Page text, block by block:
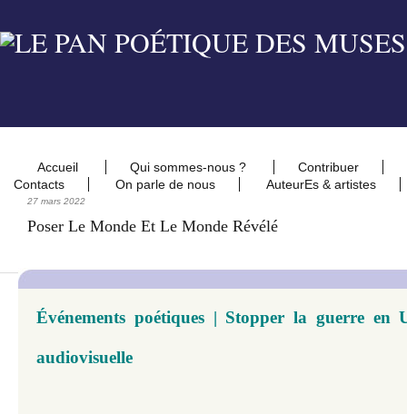
Accueil Qui sommes-nous ?
Contribuer
Contacts
On parle de nous AuteurEs & artistes
27 mars 2022
Poser Le Monde Et Le Monde Révélé
Événements poétiques | Stopper la guerre en
audiovisuelle